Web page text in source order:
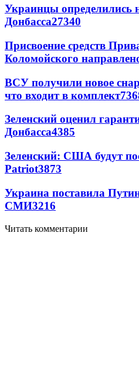
Украинцы определились
Донбасса27340
Присвоение средств
Коломойского
ВСУ получили новое
что входит в комплект
Зеленский оценил
Донбасса4385
Зеленский: США будут
Patriot3873
Украина поставила
СМИ3216
Читать комментарии